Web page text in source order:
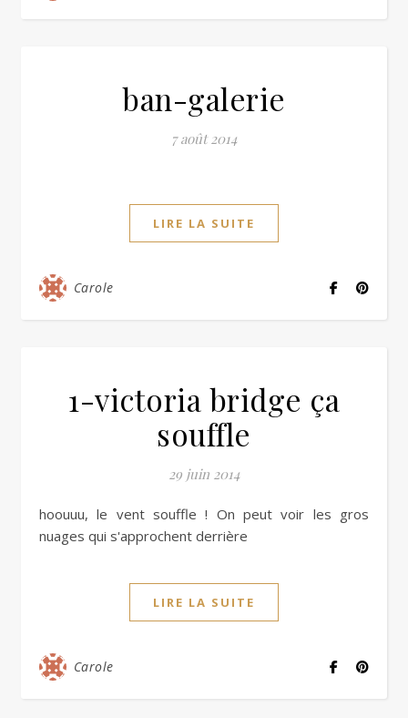
ban-galerie
7 août 2014
LIRE LA SUITE
Carole
1-victoria bridge ça
souffle
29 juin 2014
hoouuu, le vent souffle ! On peut voir les gros
nuages qui s'approchent derrière
LIRE LA SUITE
Carole